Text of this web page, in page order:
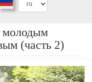
молодым
(часть 2)